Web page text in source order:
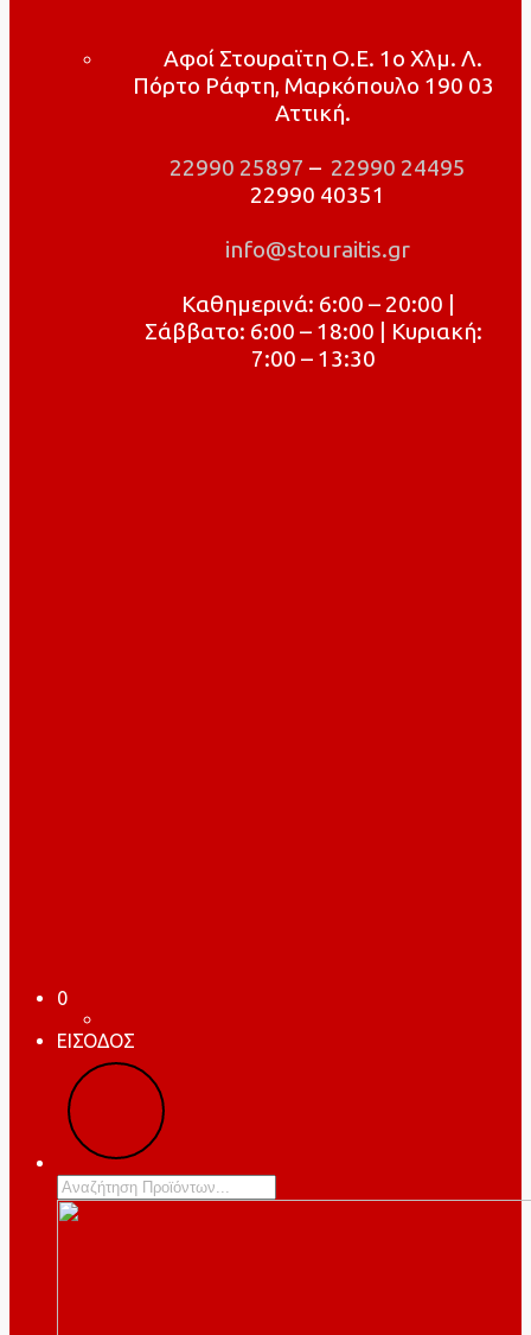
Αφοί Στουραϊτη Ο.Ε. 1ο Χλμ. Λ.
Πόρτο Ράφτη, Μαρκόπουλο 190 03
Αττική.
22990 25897 – 22990 24495
22990 40351
info@stouraitis.gr
Καθημερινά: 6:00 – 20:00 |
Σάββατο: 6:00 – 18:00 | Κυριακή:
7:00 – 13:30
0
ΕΙΣΟΔΟΣ
Products
search